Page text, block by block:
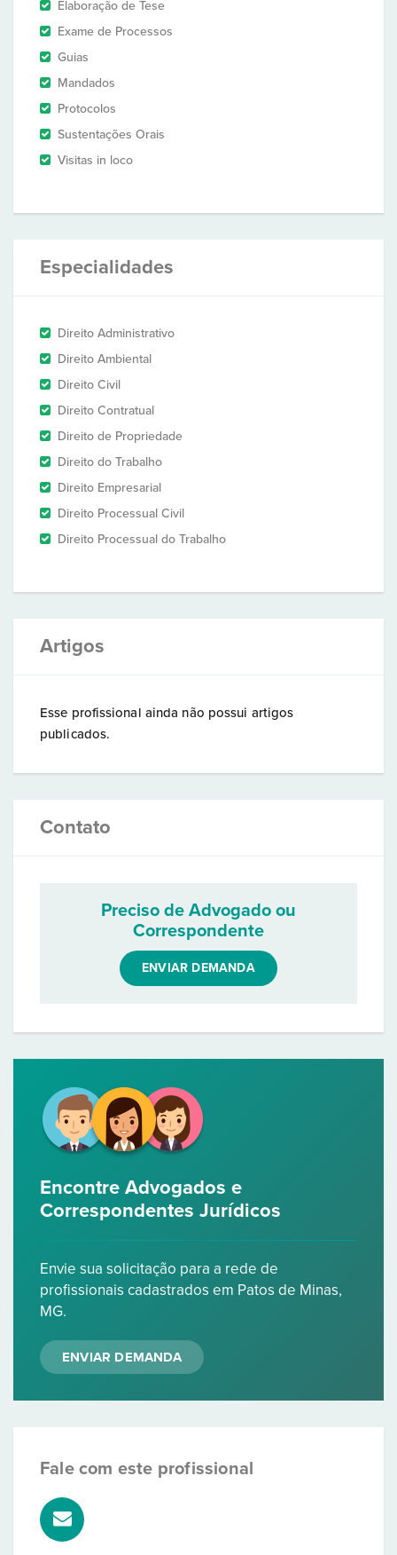
Elaboração de Tese
Exame de Processos
Guias
Mandados
Protocolos
Sustentações Orais
Visitas in loco
Especialidades
Direito Administrativo
Direito Ambiental
Direito Civil
Direito Contratual
Direito de Propriedade
Direito do Trabalho
Direito Empresarial
Direito Processual Civil
Direito Processual do Trabalho
Artigos
Esse profissional ainda não possui artigos
publicados.
Contato
Preciso de Advogado ou
Correspondente
ENVIAR DEMANDA
Encontre Advogados e
Correspondentes Jurídicos
Envie sua solicitação para a rede de
profissionais cadastrados em Patos de Minas,
MG.
ENVIAR DEMANDA
Fale com este profissional